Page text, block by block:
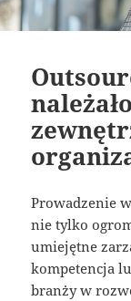
Prowadzenie
nie tylko
umiejętne
kompetencja
branży w